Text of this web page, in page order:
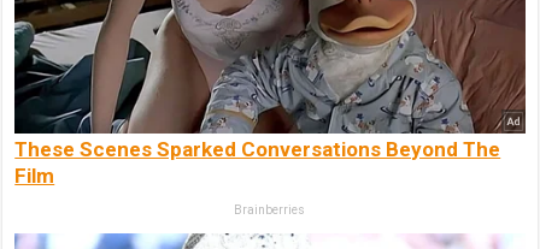
These Scenes Sparked Conversations Beyond The
Film
Brainberries